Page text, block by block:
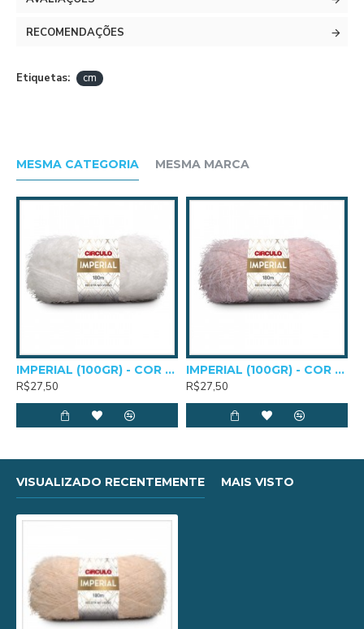
DADOS TÉCNICOS
TEX 555
Comprimento e Peso: 180m e 100g
RECOMENDAÇÕES
Etiquetas: cm
MESMA CATEGORIA MESMA MARCA
IMPERIAL (100GR) - COR 0010
R$27,50
IMPERIAL (100GR) - COR 0335
R$27,50
VISUALIZADO RECENTEMENTE MAIS VISTO